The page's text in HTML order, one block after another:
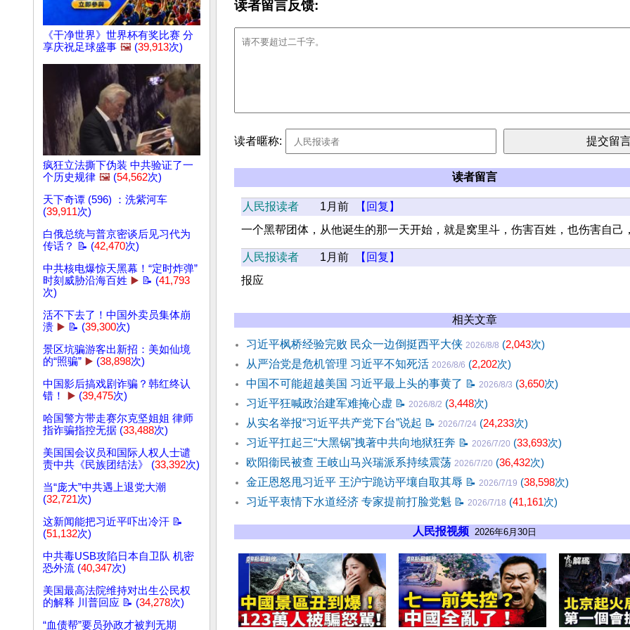
《干净世界》世界杯有奖比赛 分
享庆祝足球盛事 🖼️ (39,913次)
疯狂立法撕下伪装 中共验证了一
个历史规律 🖼️ (54,562次)
天下奇谭 (596) ：洗紫河车
(39,911次)
白俄总统与普京密谈后见习代为
传话？ 📝 (42,470次)
中共核电爆惊天黑幕！“定时炸弹”
时刻威胁沿海百姓 ▶️ 📝 (41,793
次)
活不下去了！中国外卖员集体崩
溃 ▶️ 📝 (39,300次)
景区坑骗游客出新招：美如仙境
的“照骗” ▶️ (38,898次)
中国影后搞戏剧诈骗？韩红终认
错！
▶️ (39,475次)
哈国警方带走赛尔克坚姐姐 律师
指诈骗指控无据 (33,488次)
美国国会议员和国际人权人士谴
责中共《民族团结法》 (33,392次)
当“庞大”中共遇上退党大潮
(32,721次)
这新闻能把习近平吓出冷汗 📝
(51,132次)
中共毒USB攻陷日本自卫队 机密
恐外流 (40,347次)
美国最高法院维持对出生公民权
的解释 川普回应 📝 (34,278次)
“血债帮”要员孙政才被判无期
读者留言反馈:
读者暱称:
读者留言
人民报读者 1月前
【回复】
一个黑帮团体，从他诞生的那一天开始，就是窝里斗，伤害百姓，也伤害自己
人民报读者 1月前
【回复】
报应
相关文章
习近平枫桥经验完败 民众一边倒挺西平大侠 2026/8/8 (2,043次)
从严治党是危机管理 习近平不知死活 2026/8/6 (2,202次)
中国不可能超越美国 习近平最上头的事黄了 📝 2026/8/3 (3,650次)
习近平狂喊政治建军难掩心虚 📝 2026/8/2 (3,448次)
从实名举报“习近平共产党下台”说起 📝 2026/7/24 (24,233次)
习近平扛起三“大黑锅”拽著中共向地狱狂奔 📝 2026/7/20 (33,693次)
欧阳衞民被查 王岐山马兴瑞派系持续震荡 2026/7/20 (36,432次)
金正恩怒甩习近平 王沪宁跪访平壤自取其辱 📝 2026/7/19 (38,598次)
习近平衷情下水道经济 专家提前打脸党魁 📝 2026/7/18 (41,161次)
人民报视频 2026年6月30日